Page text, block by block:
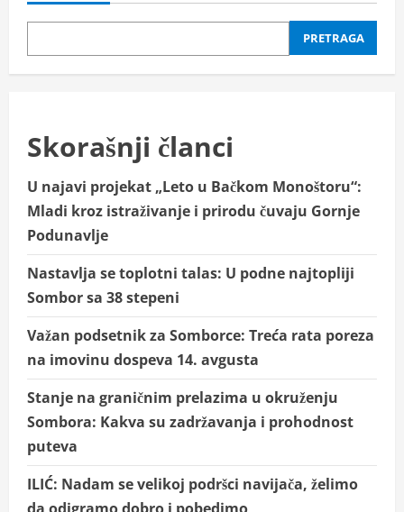
PRETRAGA
Skorašnji članci
U najavi projekat „Leto u Bačkom Monoštoru“:
Mladi kroz istraživanje i prirodu čuvaju Gornje
Podunavlje
Nastavlja se toplotni talas: U podne najtopliji
Sombor sa 38 stepeni
Važan podsetnik za Somborce: Treća rata poreza
na imovinu dospeva 14. avgusta
Stanje na graničnim prelazima u okruženju
Sombora: Kakva su zadržavanja i prohodnost
puteva
ILIĆ: Nadam se velikoj podršci navijača, želimo